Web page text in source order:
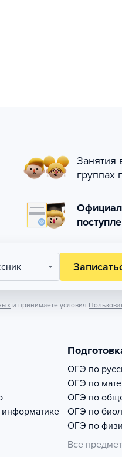
Занятия
группах
и принимаете условия
ОГЭ по
ОГЭ по
ОГЭ по
ОГЭ по
ОГЭ по
Все